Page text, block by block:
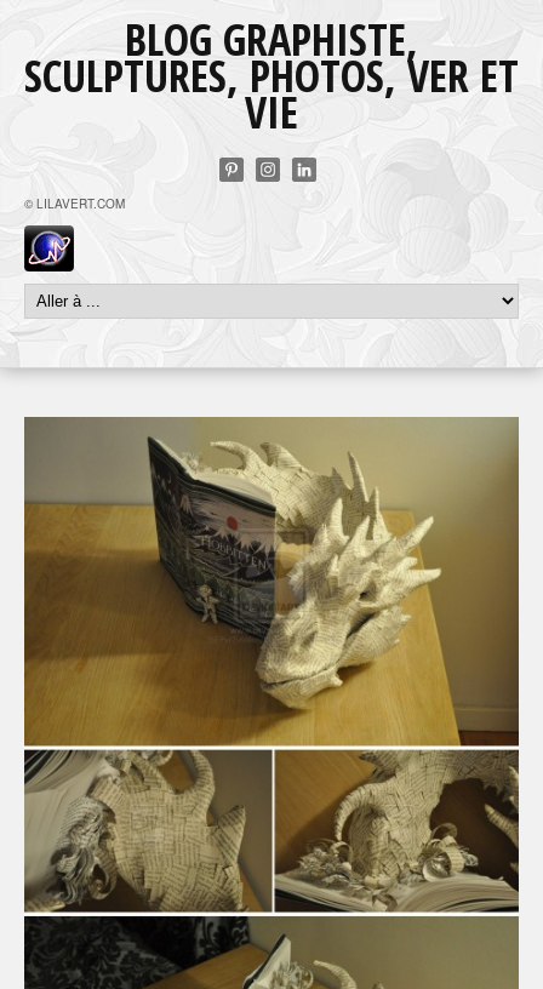
BLOG GRAPHISTE,
SCULPTURES, PHOTOS, VER ET
VIE
© LILAVERT.COM